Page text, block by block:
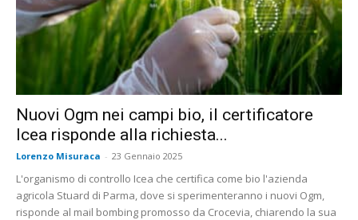
Nuovi Ogm nei campi bio, il certificatore
Icea risponde alla richiesta...
Lorenzo Misuraca - 23 Gennaio 2025
L'organismo di controllo Icea che certifica come bio l'azienda
agricola Stuard di Parma, dove si sperimenteranno i nuovi Ogm,
risponde al mail bombing promosso da Crocevia, chiarendo la sua